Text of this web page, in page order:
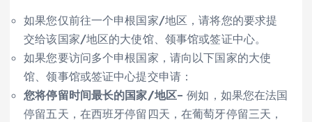
如果您仅前往一个申根国家/地区，请将您的要求提
交给该国家/地区的大使馆、领事馆或签证中心。
如果您要访问多个申根国家，请向以下国家的大使
馆、领事馆或签证中心提交申请：
您将停留时间最长的国家/地区– 例如，如果您在法国
停留五天，在西班牙停留四天，在葡萄牙停留三天，